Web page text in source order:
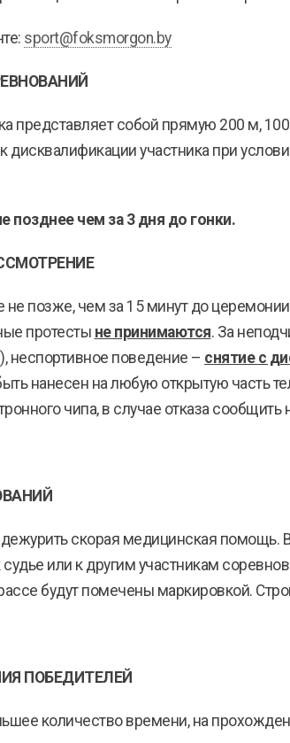
sport@foksmorgon.by
представляет собой прямую 200 м,
дисквалификации участника при
позднее чем за 3 дня до гонки.
позже, чем за 15 минут до
протесты не принимаются. За
неспортивное поведение – снятие с
нанесен на любую открытую часть
чипа, в случае отказа
скорая медицинская помощь.
или к другим участникам
будут помечены маркировкой.
ПОБЕДИТЕЛЕЙ
количество времени, на